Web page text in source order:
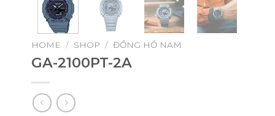
HOME / SHOP / ĐỒNG HỒ NAM
GA-2100PT-2A